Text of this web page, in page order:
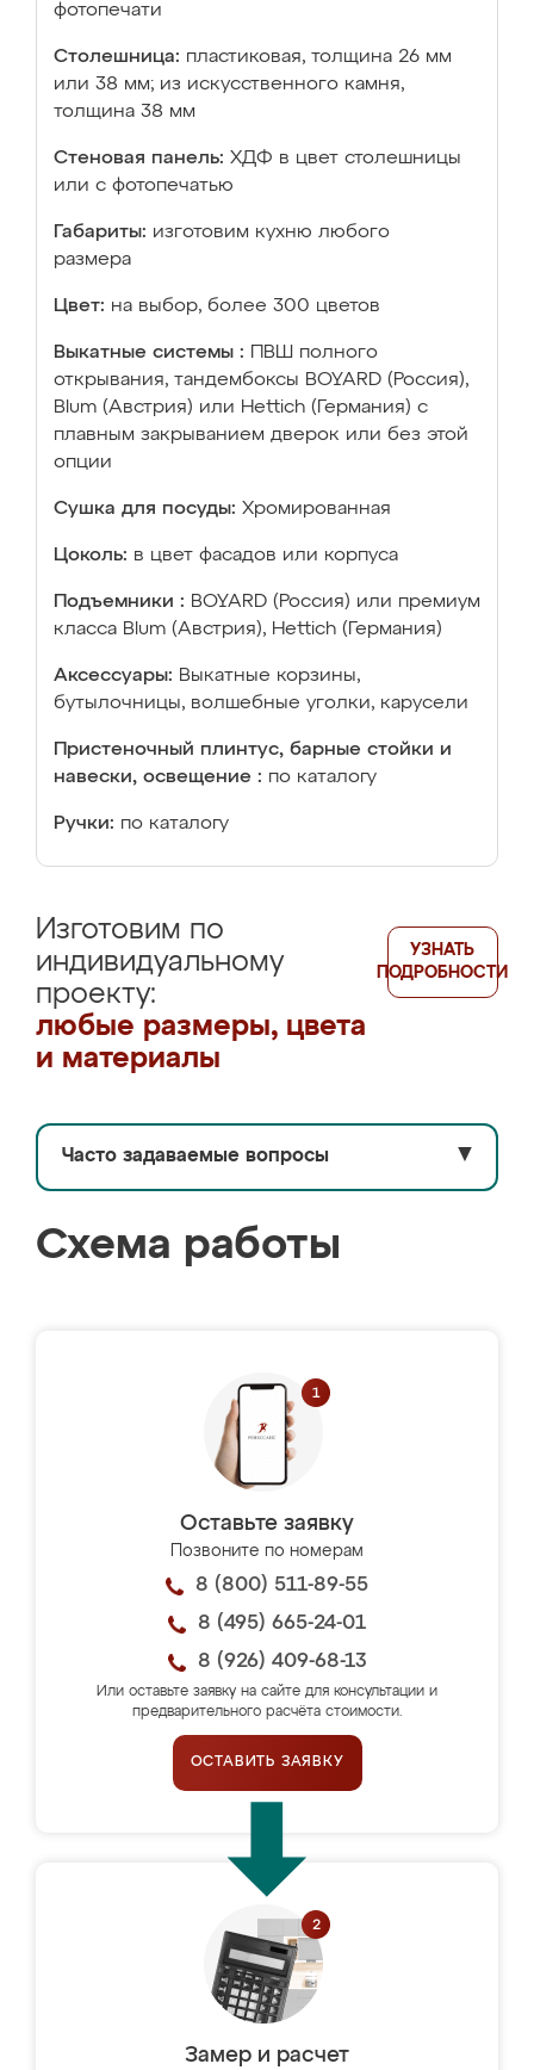
фотопечати
Столешница: пластиковая, толщина 26 мм
или 38 мм; из искусственного камня,
толщина 38 мм
Стеновая панель: ХДФ в цвет столешницы
или с фотопечатью
Габариты: изготовим кухню любого
размера
Цвет: на выбор, более 300 цветов
Выкатные системы :
ПВШ полного
открывания, тандембоксы BOYARD (Россия),
Blum (Австрия) или Hettich (Германия) с
плавным закрыванием дверок или без этой
опции
Сушка для посуды: Хромированная
Цоколь: в цвет фасадов или корпуса
Подъемники : BOYARD (Россия) или премиум
класса Blum (Австрия), Hettich (Германия)
Аксессуары: Выкатные корзины,
бутылочницы, волшебные уголки, карусели
Пристеночный плинтус, барные стойки и
навески, освещение : по каталогу
Ручки: по каталогу
Изготовим по
индивидуальному
проекту:
любые размеры, цвета
и материалы
УЗНАТЬ
ПОДРОБНОСТИ
Часто задаваемые вопросы ▼
Схема работы
Оставьте заявку
Позвоните по номерам
8 (800) 511-89-55
8 (495) 665-24-01
8 (926) 409-68-13
Или оставьте заявку на сайте для консультации и
предварительного расчёта стоимости.
ОСТАВИТЬ ЗАЯВКУ
Замер и расчет